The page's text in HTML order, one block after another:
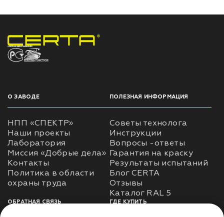
НПП «СПЕКТР» ЗАВОД ЛАКОКРАСОЧНЫХ МАТЕРИАЛОВ
О ЗАВОДЕ
НПП «СПЕКТР»
Наши проекты
Лаборатория
Миссия «Добрые дела»
Контакты
Политика в области
ПОЛЕЗНАЯ ИНФОРМАЦИЯ
Советы технолога
Инструкции
Вопросы -ответы
Гарантия на краску
Результаты испытаний
Блог CERTA
Отзывы
Каталог RAL 5
ОБРАТНАЯ СВЯЗЬ ГДЕ КУПИТЬ